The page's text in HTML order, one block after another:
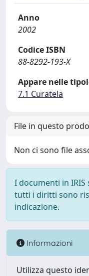
Anno
2002
Codice ISBN
88-8292-193-X
Appare nelle
7.1 Curatela
File in questo
Non ci sono file
I documenti in
tutti i diritti sono
indicazione.
Informazioni
Utilizza questo